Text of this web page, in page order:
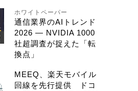
ホワイトペーパー
通信業界のAIトレンド
2026 ― NVIDIA 1000
社超調査が捉えた「転
換点」
MEEQ、楽天モバイル
回線を先行提供 ドコ